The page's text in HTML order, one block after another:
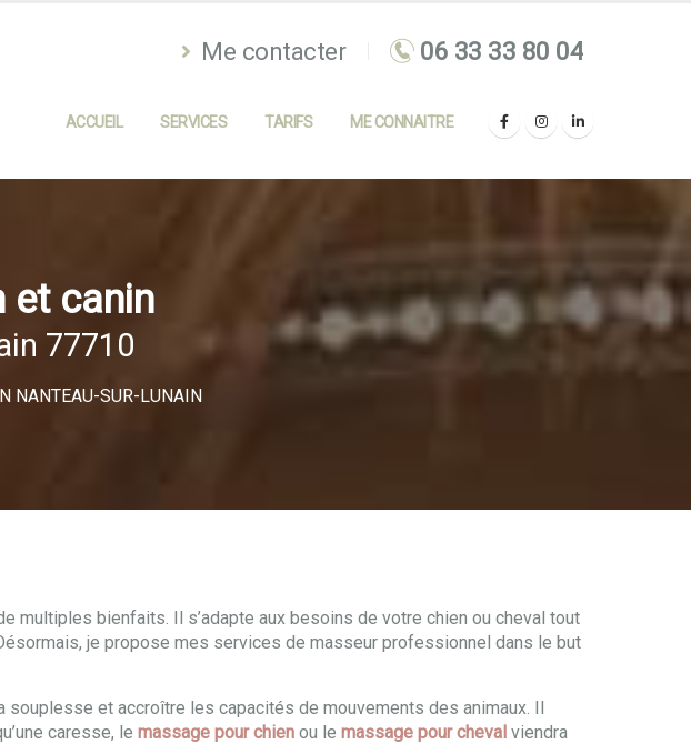
Me contacter
ACCUEIL SERVICES TARIFS ME CONNAITRE
et canin
77710
NANTEAU-SUR-LUNAIN
multiples bienfaits. Il s’adapte aux besoins de votre chien ou cheval tout
je propose mes services de masseur professionnel dans le but
et accroître les capacités de mouvements des animaux. Il
caresse, le massage pour chien ou le massage pour cheval viendra